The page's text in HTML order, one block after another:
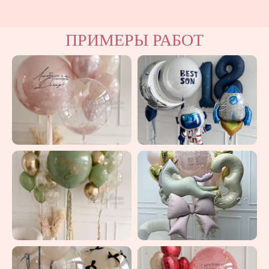
ПРИМЕРЫ РАБОТ